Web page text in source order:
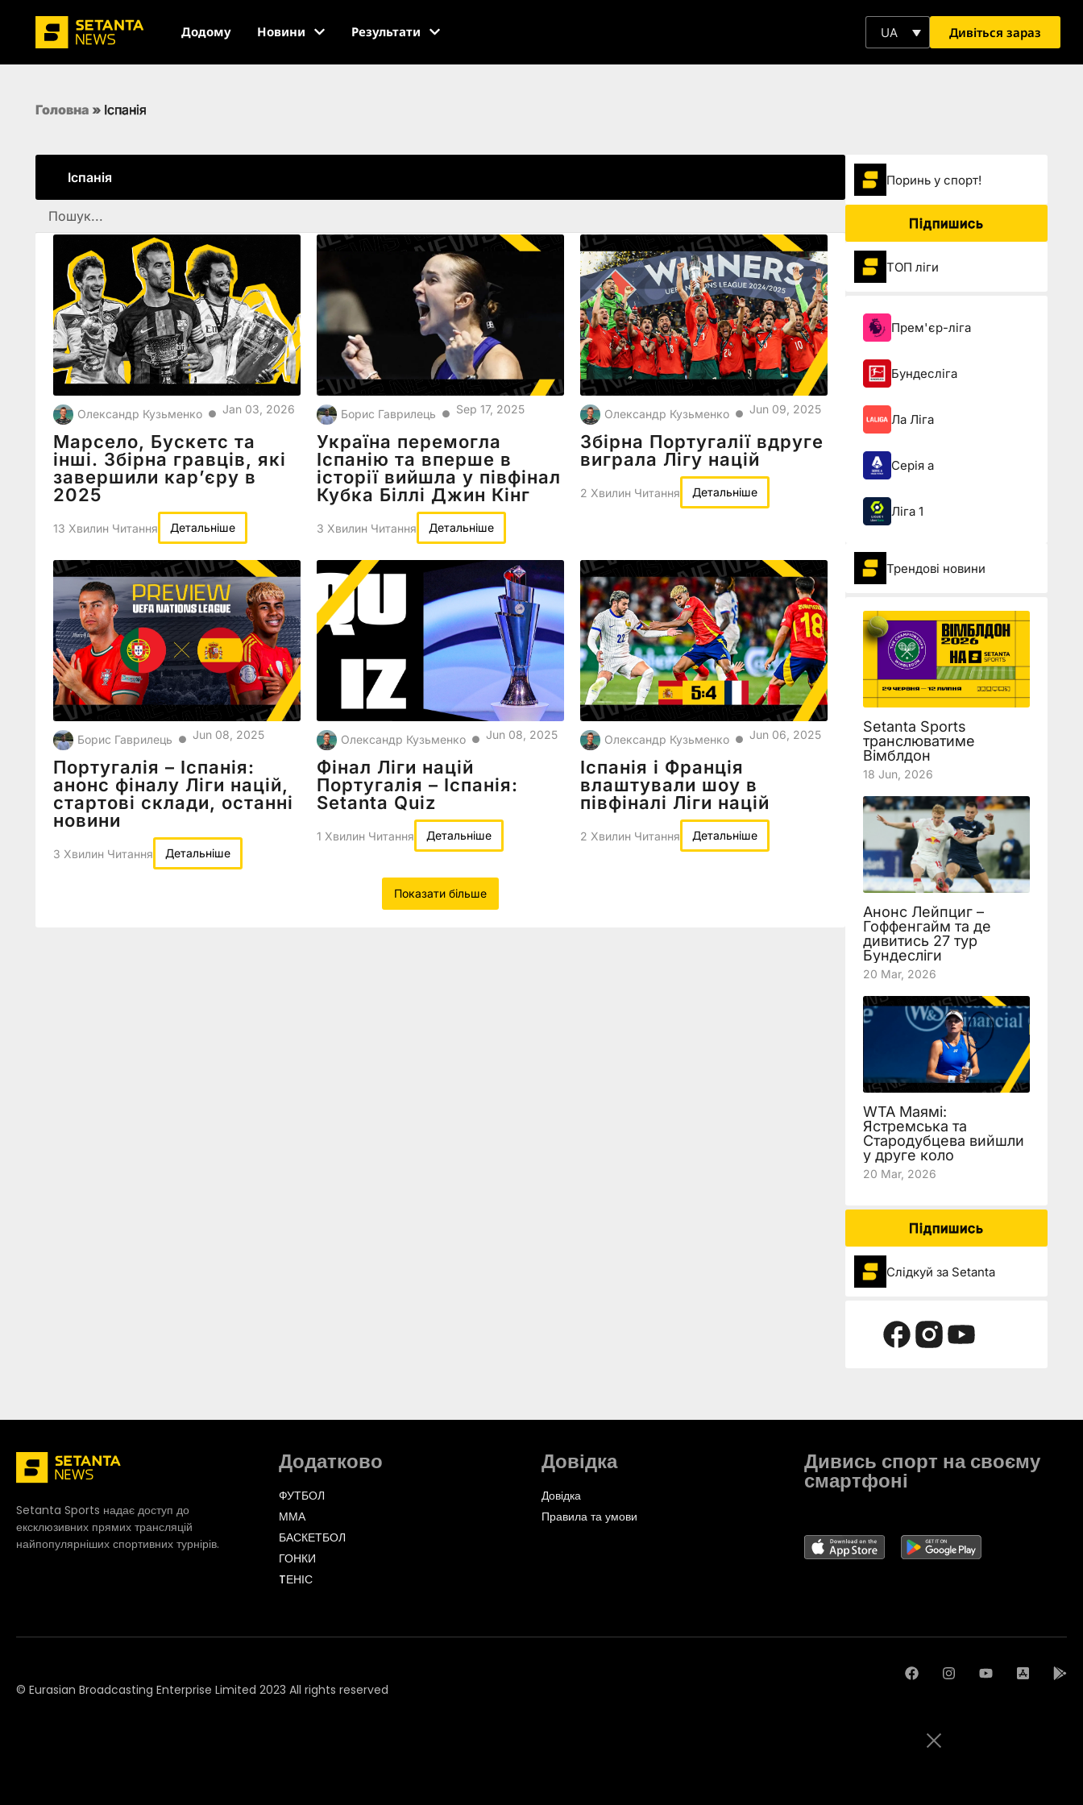
Додому Новини Результати UA Дивіться зараз
Головна » Іспанія
Іспанія
Олександр Кузьменко ● Jan 03, 2026
Марсело, Бускетс та
інші. Збірна гравців, які
завершили карʼєру в
2025
13 Хвилин Читання Детальніше
Борис Гаврилець ● Sep 17, 2025
Україна перемогла
Іспанію та вперше в
історії вийшла у півфінал
Кубка Біллі Джин Кінг
3 Хвилин Читання Детальніше
Олександр Кузьменко ● Jun 09, 2025
Збірна Португалії вдруге
виграла Лігу націй
2 Хвилин Читання Детальніше
Борис Гаврилець ● Jun 08, 2025
Португалія – Іспанія:
анонс фіналу Ліги націй,
стартові склади, останні
новини
3 Хвилин Читання Детальніше
Олександр Кузьменко ● Jun 08, 2025
Фінал Ліги націй
Португалія – Іспанія:
Setanta Quiz
1 Хвилин Читання Детальніше
Олександр Кузьменко ● Jun 06, 2025
Іспанія і Франція
влаштували шоу в
півфіналі Ліги націй
2 Хвилин Читання Детальніше
Показати більше
Поринь у спорт!
Підпишись
ТОП ліги
Прем'єр-ліга
Бундесліга
Ла Ліга
Серія а
Ліга 1
Трендові новини
Setanta Sports
транслюватиме
Вімблдон
18 Jun, 2026
Анонс Лейпциг –
Гоффенгайм та де
дивитись 27 тур
Бундесліги
20 Mar, 2026
WTA Маямі:
Ястремська та
Стародубцева вийшли
у друге коло
20 Mar, 2026
Підпишись
Слідкуй за Setanta
Setanta Sports надає доступ до
ексклюзивних прямих трансляцій
найпопулярніших спортивних турнірів.
Додатково
ФУТБОЛ
ММА
БАСКЕТБОЛ
ГОНКИ
TЕНІС
Довідка
Довідка
Правила та умови
Дивись спорт на своєму
смартфоні
© Eurasian Broadcasting Enterprise Limited 2023 All rights reserved